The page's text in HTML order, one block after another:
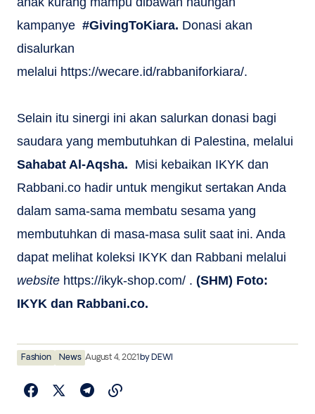
kampanye #GivingToKiara. Donasi akan
disalurkan
melalui https://wecare.id/rabbaniforkiara/.
Selain itu sinergi ini akan salurkan donasi bagi
saudara yang membutuhkan di Palestina, melalui
Sahabat Al-Aqsha. Misi kebaikan IKYK dan
Rabbani.co hadir untuk mengikut sertakan Anda
dalam sama-sama membatu sesama yang
membutuhkan di masa-masa sulit saat ini. Anda
dapat melihat koleksi IKYK dan Rabbani melalui
website https://ikyk-shop.com/ . (SHM) Foto:
IKYK dan Rabbani.co.
Fashion News August 4, 2021byDEWI